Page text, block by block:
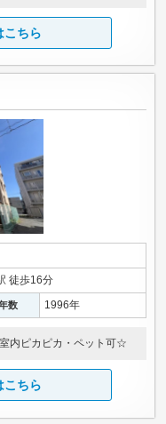
こちら
徒歩16分
数 1996年
内ピカピカ・ペット可☆
こちら